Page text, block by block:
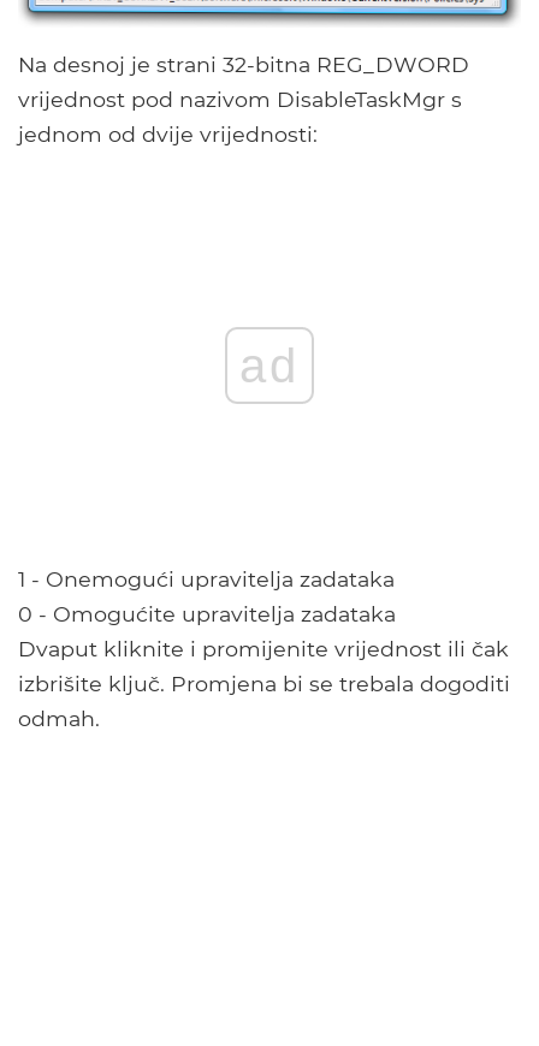
Na desnoj je strani 32-bitna REG_DWORD
vrijednost pod nazivom DisableTaskMgr s
jednom od dvije vrijednosti:
ad
1 - Onemogući upravitelja zadataka
0 - Omogućite upravitelja zadataka
Dvaput kliknite i promijenite vrijednost ili čak
izbrišite ključ. Promjena bi se trebala dogoditi
odmah.